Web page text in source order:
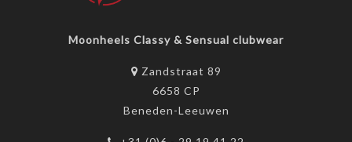
Moonheels Classy & Sensual clubwear
Zandstraat 89
6658 CP
Beneden-Leeuwen